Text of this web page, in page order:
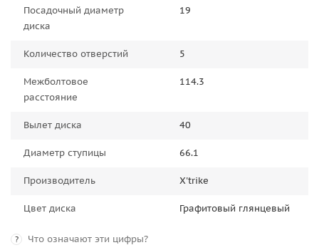
Посадочный диаметр
диска
19
Количество отверстий 5
Межболтовое
расстояние
114.3
Вылет диска 40
Диаметр ступицы 66.1
Производитель X'trike
Цвет диска Графитовый глянцевый
? Что означают эти цифры?